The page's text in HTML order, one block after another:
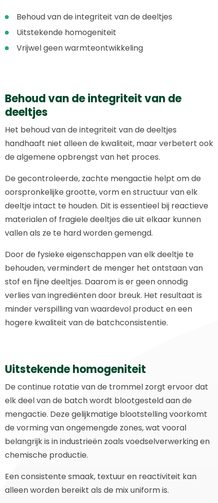
Behoud van de integriteit van de deeltjes
Uitstekende homogeniteit
Vrijwel geen warmteontwikkeling
Behoud van de integriteit van de
deeltjes
Het behoud van de integriteit van de deeltjes
handhaaft niet alleen de kwaliteit, maar verbetert ook
de algemene opbrengst van het proces.
De gecontroleerde, zachte mengactie helpt om de
oorspronkelijke grootte, vorm en structuur van elk
deeltje intact te houden. Dit is essentieel bij reactieve
materialen of fragiele deeltjes die uit elkaar kunnen
vallen als ze te hard worden gemengd.
Door de fysieke eigenschappen van elk deeltje te
behouden, vermindert de menger het ontstaan van
stof en fijne deeltjes. Daarom is er geen onnodig
verlies van ingrediënten door breuk. Het resultaat is
minder verspilling van waardevol product en een
hogere kwaliteit van de batchconsistentie.
Uitstekende homogeniteit
De continue rotatie van de trommel zorgt ervoor dat
elk deel van de batch wordt blootgesteld aan de
mengactie. Deze gelijkmatige blootstelling voorkomt
de vorming van ongemengde zones, wat vooral
belangrijk is in industrieën zoals voedselverwerking en
chemische productie.
Een consistente smaak, textuur en reactiviteit kan
alleen worden bereikt als de mix uniform is.